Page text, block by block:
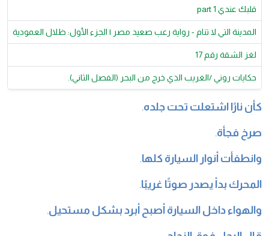
قلبك عندي part 1
المدينة التي لا تنام - رواية رعب صعيد مصر | الجزء الأول: ظلال العمودية
لغز الشقة رقم 17
حكايات روني /الغريب الذي خرج من البحر (الفصل الثاني).
كأن نارًا اشتعلت تحت جلده.
صرخ فجأة.
وانطفأت أنوار السيارة كلها.
المحرك بدأ يصدر صوتًا غريبًا.
والهواء داخل السيارة أصبح أبرد بشكل مستحيل.